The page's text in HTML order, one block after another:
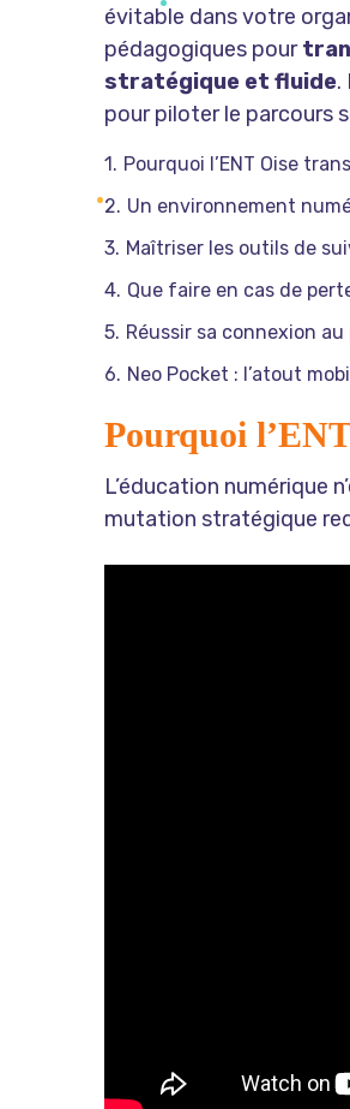
évitable dans votre
pédagogiques pour
stratégique et fluide.
pour piloter le parcours
Pourquoi l’ENT Oise
Un environnement
Maîtriser les outils de
Que faire en cas de
Réussir sa connexion
Neo Pocket : l’atout
Pourquoi
L’éducation numérique
mutation stratégique